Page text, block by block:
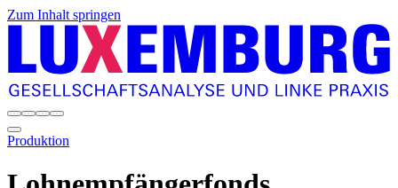
Zum Inhalt springen
Produktion